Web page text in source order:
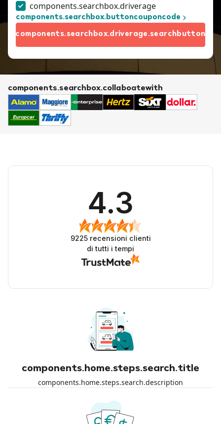
components.searchbox.driverage
components.searchbox.buttoncouponcode
components.searchbox.driverage.searchbutton
components.searchbox.collaboatewith
4.3
9225recensioni clienti
di tutti i tempi
components.home.steps.search.title
components.home.steps.search.description